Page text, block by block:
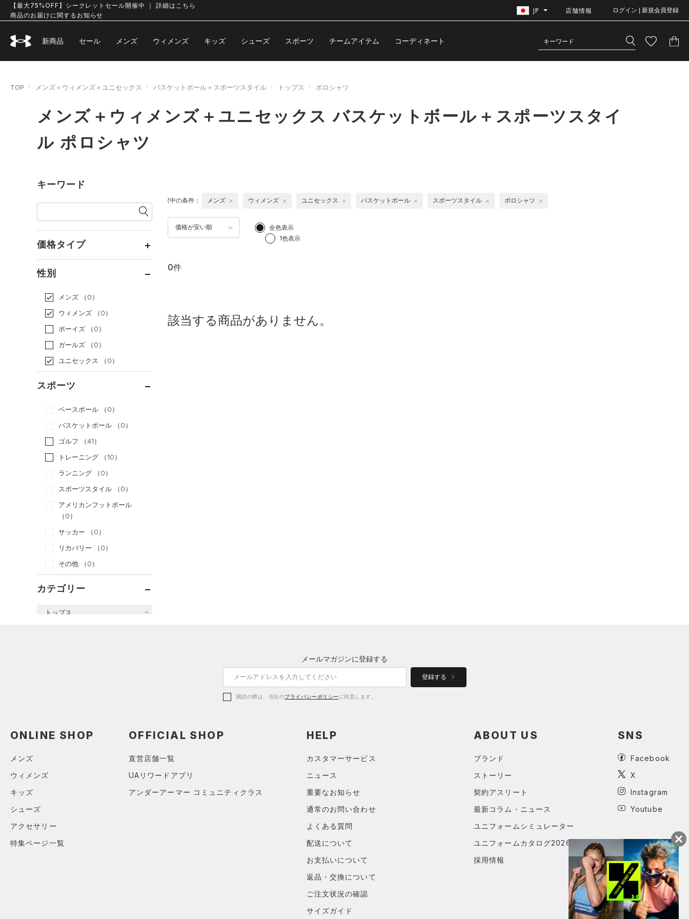
【最大75%OFF】シークレットセール開催中 ｜ 詳細はこちら
商品のお届けに関するお知らせ
JP 店舗情報 ログイン | 新規会員登録
新商品 セール メンズ ウィメンズ キッズ シューズ スポーツ チームアイテム コーディネート
TOP メンズ＋ウィメンズ＋ユニセックス バスケットボール＋スポーツスタイル トップス ポロシャツ
メンズ＋ウィメンズ＋ユニセックス バスケットボール＋スポーツスタイ
ル ポロシャツ
キーワード
価格タイプ
性別
メンズ
（0）
ウィメンズ
（0）
ボーイズ
（0）
ガールズ
（0）
ユニセックス
（0）
スポーツ
ベースボール
（0）
バスケットボール
（0）
ゴルフ
（41）
トレーニング
（10）
ランニング
（0）
スポーツスタイル
（0）
アメリカンフットボール
（0）
サッカー
（0）
リカバリー
（0）
その他
（0）
カテゴリー
トップス
パーカー&トレーナー （2）
価格が安い順
全色表示
1色表示
選択中の条件： メンズ ウィメンズ ユニセックス バスケットボール スポーツスタイル ポロシャツ
0件
該当する商品がありません。
メールマガジンに登録する
登録する
購読の際は、当社のプライバシーポリシー に同意します。
ONLINE SHOP
メンズ
ウィメンズ
キッズ
シューズ
アクセサリー
特集ページ一覧
OFFICIAL SHOP
直営店舗一覧
UAリワードアプリ
アンダーアーマー コミュニティクラス
HELP
カスタマーサービス
ニュース
重要なお知らせ
通常のお問い合わせ
よくある質問
配送について
お支払いについて
返品・交換について
ご注文状況の確認
サイズガイド
ABOUT US
ブランド
ストーリー
契約アスリート
最新コラム・ニュース
ユニフォームシミュレーター
ユニフォームカタログ2026
採用情報
SNS
Facebook
X
Instagram
Youtube